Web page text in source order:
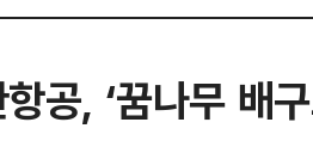
공, ‘꿈나무 배